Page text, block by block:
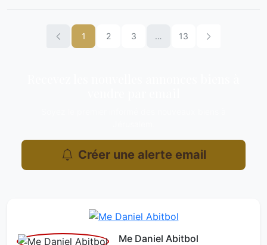
1 2 3 … 13
Créer une alerte email
Me Daniel Abitbol